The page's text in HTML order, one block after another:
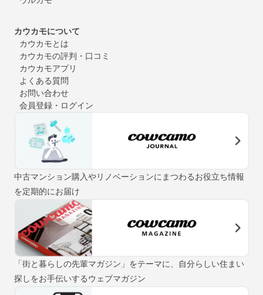
カウカモについて
カウカモとは
カウカモの評判・口コミ
カウカモアプリ
よくある質問
お問い合わせ
会員登録・ログイン
中古マンション購入やリノベーションにまつわるお役立ち情報
を定期的にお届け
「街と暮らしの先輩マガジン」をテーマに、自分らしい住まい
探しをお手伝いするウェブマガジン